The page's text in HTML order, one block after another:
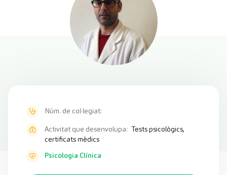
Núm. de col·legiat:
Activitat que desenvolupa: Tests psicològics,
certificats mèdics
Psicologia Clínica